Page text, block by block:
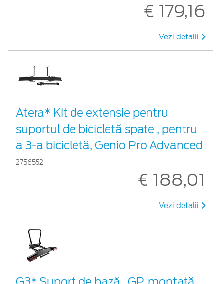
€ 179,16
Vezi detalii
Atera* Kit de extensie pentru
suportul de bicicletă spate , pentru
a 3-a bicicletă, Genio Pro Advanced
2756552
€ 188,01
Vezi detalii
G3* Suport de bază , GP, montată